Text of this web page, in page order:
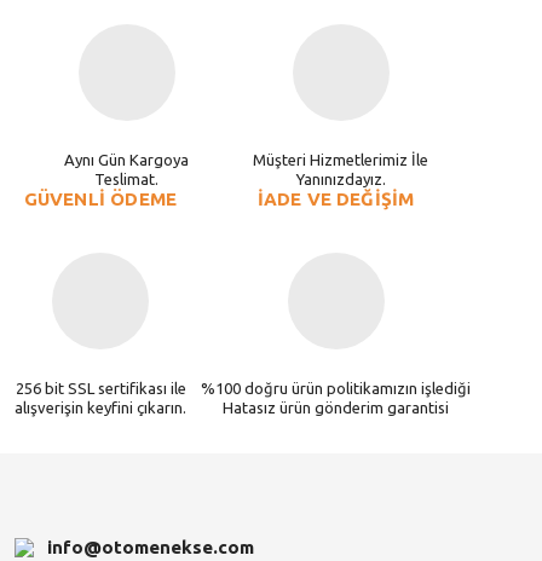
Aynı Gün Kargoya
Teslimat.
Müşteri Hizmetlerimiz İle
Yanınızdayız.
GÜVENLİ ÖDEME
256 bit SSL sertifikası ile
alışverişin keyfini çıkarın.
İADE VE DEĞİŞİM
%100 doğru ürün politikamızın işlediği
Hatasız ürün gönderim garantisi
info@otomenekse.com